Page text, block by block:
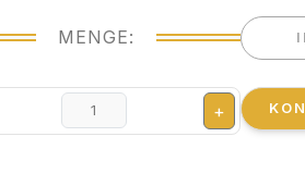
MENGE:
+